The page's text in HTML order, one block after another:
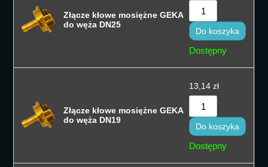
Złącze kłowe mosiężne GEKA
do węża DN25
Do koszyka
Dostępny
Złącze kłowe mosiężne GEKA
do węża DN19
13,14 zł
Do koszyka
Dostępny